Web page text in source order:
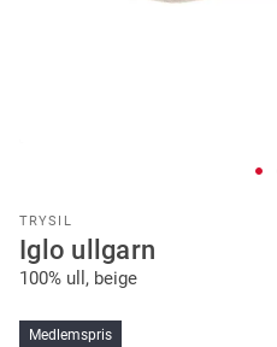
TRYSIL
Iglo ullgarn
100% ull, beige
Medlemspris
to
the
beginning
the